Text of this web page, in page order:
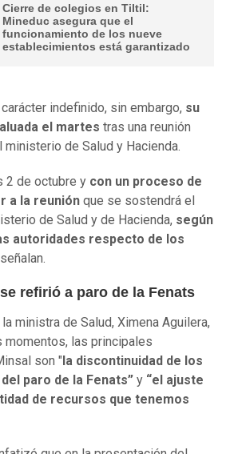
Cierre de colegios en Tiltil:
Mineduc asegura que el
funcionamiento de los nueve
establecimientos está garantizado
indefinido, sin embargo, su
el martes tras una reunión
ministerio de Salud y Hacienda.
2 de octubre y con un proceso de
a la reunión que se sostendrá el
de Salud y de Hacienda, según
autoridades respecto de los
señalan.
refirió a paro de la Fenats
la ministra de Salud, Ximena Aguilera,
momentos, las principales
son " la discontinuidad de los
paro de la Fenats” y “el ajuste
de recursos que tenemos